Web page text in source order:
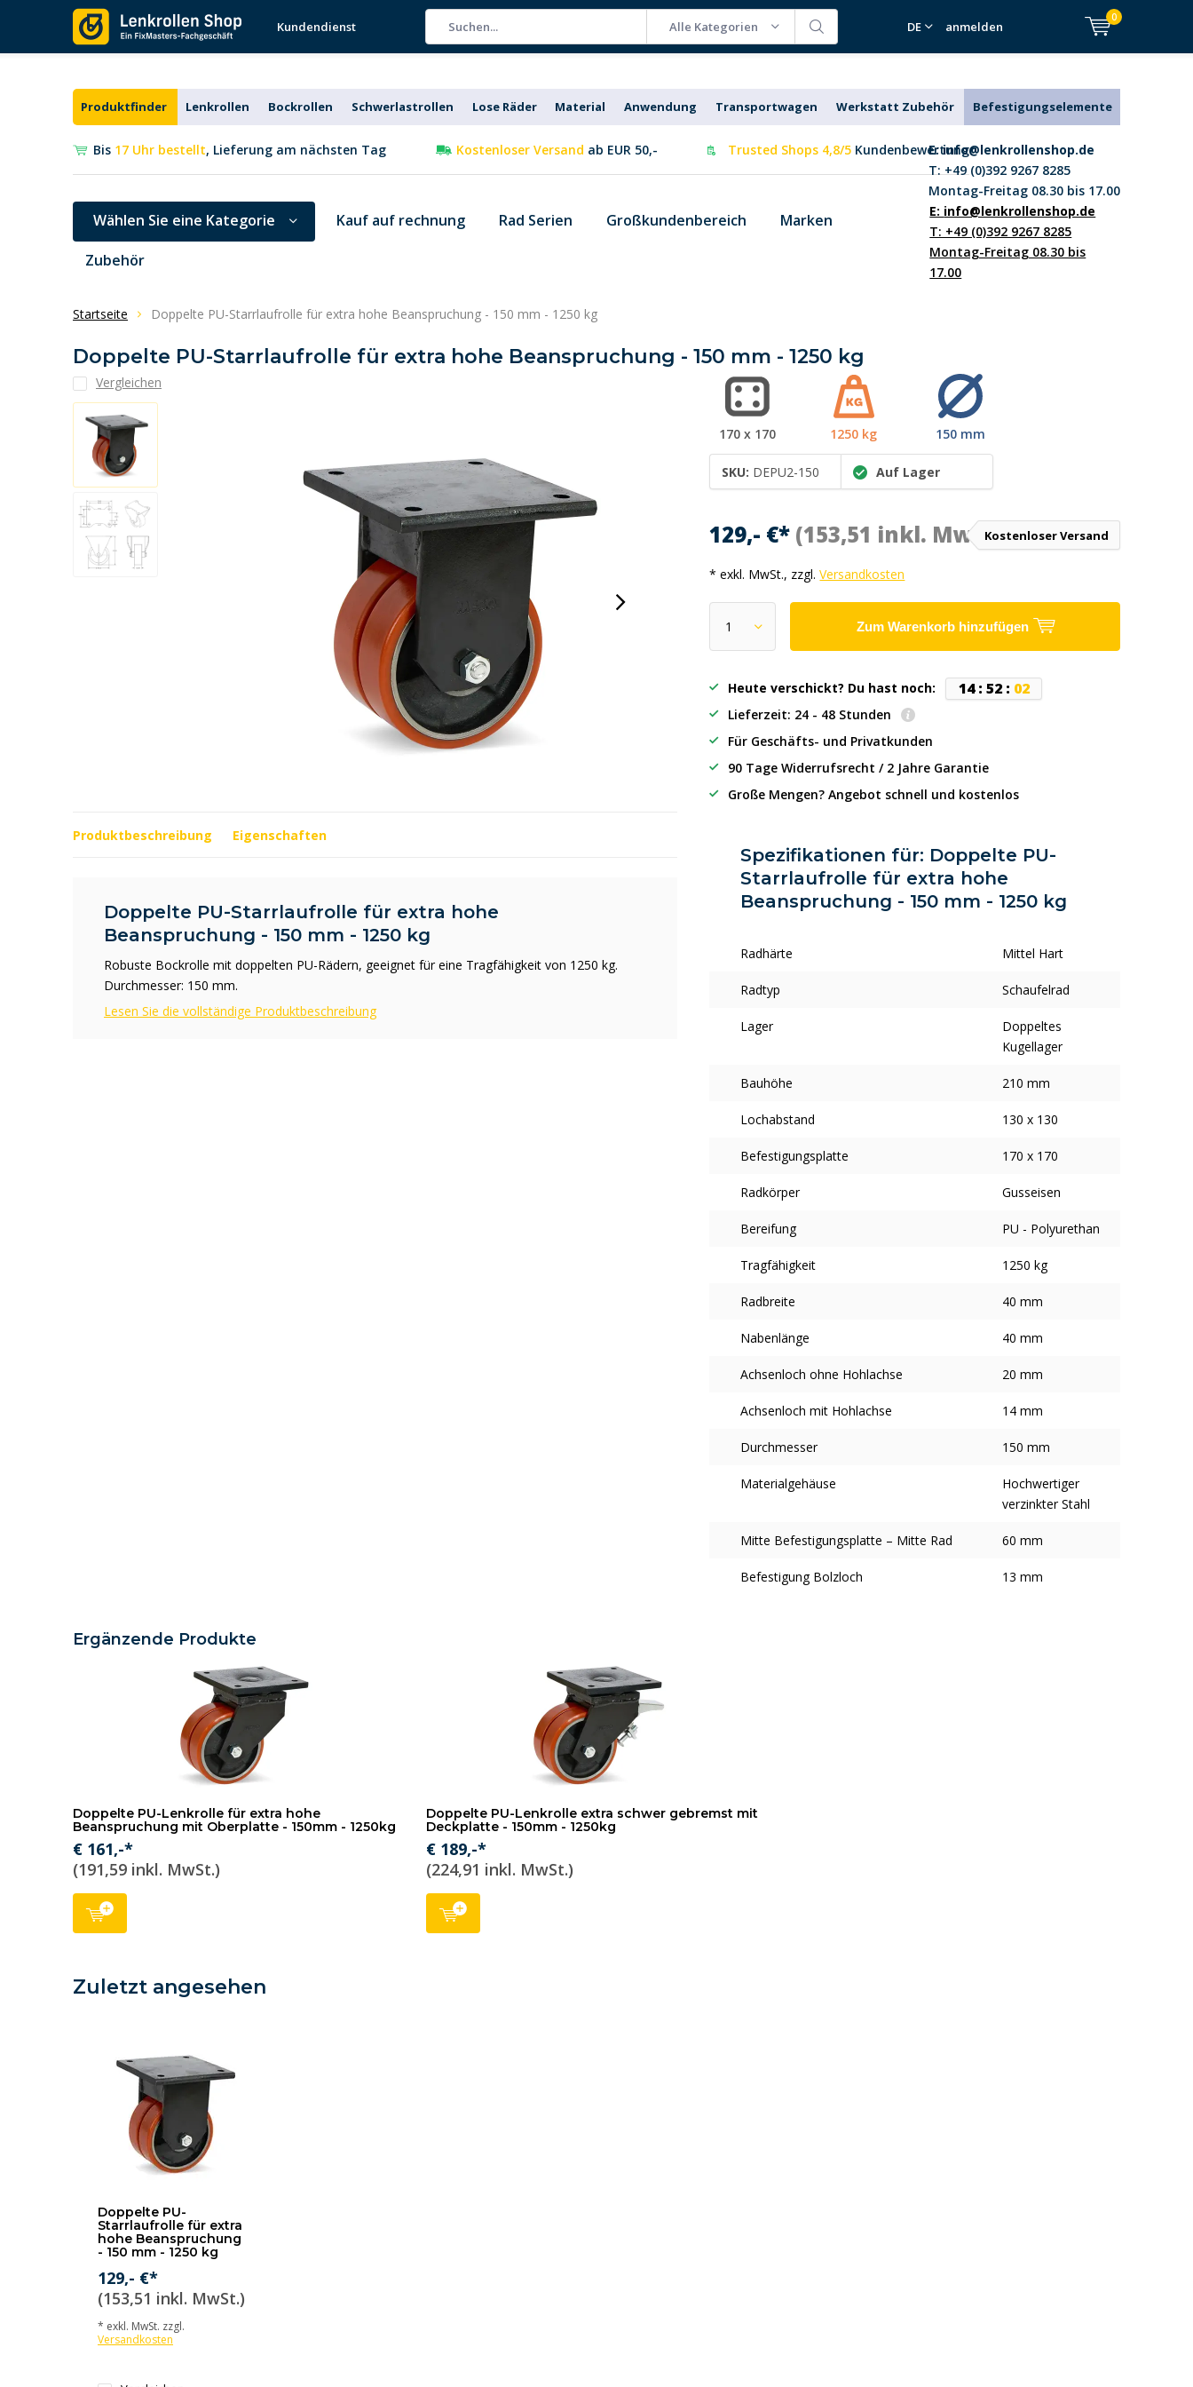
Kundendienst Alle Kategorien DE anmelden
0
Produktfinder Lenkrollen Bockrollen Schwerlastrollen Lose Räder Material Anwendung Transportwagen Werkstatt Zubehör Befestigungselemente
Bis 17 Uhr bestellt, Lieferung am nächsten Tag Kostenloser Versand ab EUR 50,- Trusted Shops 4,8/5 Kundenbewertung
E:info@lenkrollenshop.de
T: +49 (0)392 9267 8285
Montag-Freitag 08.30 bis 17.00
Wählen Sie eine Kategorie Kauf auf rechnung Rad Serien Großkundenbereich Marken
Zubehör
E: info@lenkrollenshop.de
T: +49 (0)392 9267 8285
Montag-Freitag 08.30 bis
17.00
Startseite Doppelte PU-Starrlaufrolle für extra hohe Beanspruchung - 150 mm - 1250 kg
Doppelte PU-Starrlaufrolle für extra hohe Beanspruchung - 150 mm - 1250 kg
Vergleichen
170 x 170 1250 kg 150 mm
SKU: DEPU2-150 Auf Lager
129,- €* (153,51 inkl. MwSt.)Kostenloser Versand
* exkl. MwSt., zzgl.Versandkosten
Zum Warenkorb hinzufügen
Heute verschickt? Du hast noch: 14: 52: 01
Lieferzeit: 24 - 48 Stunden
Für Geschäfts- und Privatkunden
90 Tage Widerrufsrecht / 2 Jahre Garantie
Große Mengen? Angebot schnell und kostenlos
Produktbeschreibung Eigenschaften
Doppelte PU-Starrlaufrolle für extra hohe
Beanspruchung - 150 mm - 1250 kg
Robuste Bockrolle mit doppelten PU-Rädern, geeignet für eine Tragfähigkeit von 1250 kg.
Durchmesser: 150 mm.
Lesen Sie die vollständige Produktbeschreibung
Spezifikationen für: Doppelte PU-
Starrlaufrolle für extra hohe
Beanspruchung - 150 mm - 1250 kg
Radhärte Mittel Hart
Radtyp Schaufelrad
Lager
Doppeltes
Kugellager
Bauhöhe 210 mm
Lochabstand 130 x 130
Befestigungsplatte 170 x 170
Radkörper Gusseisen
Bereifung PU - Polyurethan
Tragfähigkeit 1250 kg
Radbreite 40 mm
Nabenlänge 40 mm
Achsenloch ohne Hohlachse 20 mm
Achsenloch mit Hohlachse 14 mm
Durchmesser 150 mm
Materialgehäuse
Hochwertiger
verzinkter Stahl
Mitte Befestigungsplatte – Mitte Rad 60 mm
Befestigung Bolzloch 13 mm
Ergänzende Produkte
Doppelte PU-Lenkrolle für extra hohe
Beanspruchung mit Oberplatte - 150mm - 1250kg
€ 161,-*
(191,59 inkl. MwSt.)
Doppelte PU-Lenkrolle extra schwer gebremst mit
Deckplatte - 150mm - 1250kg
€ 189,-*
(224,91 inkl. MwSt.)
Zuletzt angesehen
Doppelte PU-
Starrlaufrolle für extra
hohe Beanspruchung
- 150 mm - 1250 kg
129,- €*
(153,51 inkl. MwSt.)
* exkl. MwSt. zzgl.
Versandkosten